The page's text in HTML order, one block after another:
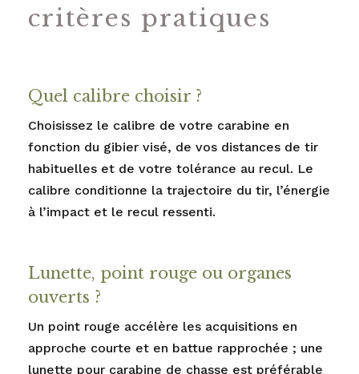
critères pratiques
Quel calibre choisir ?
Choisissez le calibre de votre carabine en
fonction du gibier visé, de vos distances de tir
habituelles et de votre tolérance au recul. Le
calibre conditionne la trajectoire du tir, l’énergie
à l’impact et le recul ressenti.
Lunette, point rouge ou organes
ouverts ?
Un point rouge accélère les acquisitions en
approche courte et en battue rapprochée ; une
lunette pour carabine de chasse est préférable